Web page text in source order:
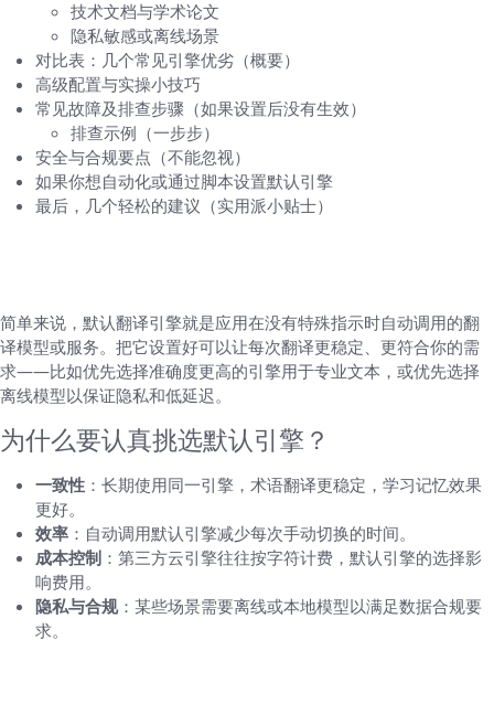
技术文档与学术论文
隐私敏感或离线场景
对比表：几个常见引擎优劣（概要）
高级配置与实操小技巧
常见故障及排查步骤（如果设置后没有生效）
排查示例（一步步）
安全与合规要点（不能忽视）
如果你想自动化或通过脚本设置默认引擎
最后，几个轻松的建议（实用派小贴士）
简单来说，默认翻译引擎就是应用在没有特殊指示时自动调用的翻
译模型或服务。把它设置好可以让每次翻译更稳定、更符合你的需
求——比如优先选择准确度更高的引擎用于专业文本，或优先选择
离线模型以保证隐私和低延迟。
为什么要认真挑选默认引擎？
一致性 ：长期使用同一引擎，术语翻译更稳定，学习记忆效果
更好。
效率 ：自动调用默认引擎减少每次手动切换的时间。
成本控制 ：第三方云引擎往往按字符计费，默认引擎的选择影
响费用。
隐私与合规：某些场景需要离线或本地模型以满足数据合规要
求。